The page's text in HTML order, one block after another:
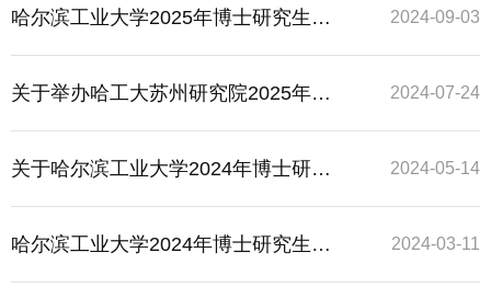
州研究院专项招生简介
哈尔滨工业大学2025年博士研究生苏
州研究院专项招生简介
2024-09-03
关于举办哈工大苏州研究院2025年优
秀研究生生源选拔暑期夏令营的通知
2024-07-24
关于哈尔滨工业大学2024年博士研究
生招生产教融合人才培养项目（苏州
2024-05-14
哈尔滨工业大学2024年博士研究生招 2024-03-11